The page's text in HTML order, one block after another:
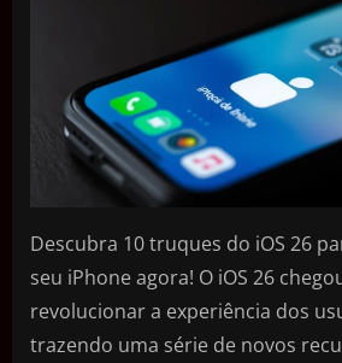
Descubra 10 truques do iOS 26
seu iPhone agora! O iOS 26
revolucionar a experiência dos
trazendo uma série de novos